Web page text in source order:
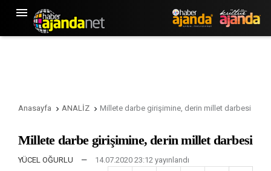

Anasayfa  ANALİZ  Millete darbe girişimine, derin millet darbesi
Millete darbe girişimine, derin millet darbesi
YÜCEL OĞURLU — 14.07.2020 23:12 yayınlandı